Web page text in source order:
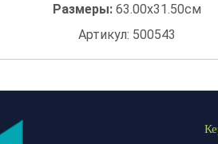
Размеры: 63.00x31.50см
Артикул: 500543